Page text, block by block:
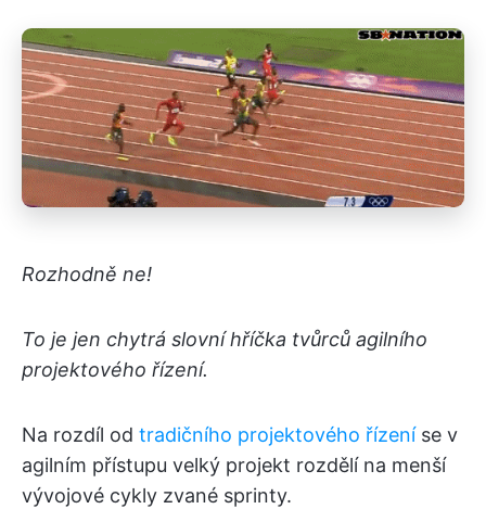
Rozhodně ne!
To je jen chytrá slovní hříčka tvůrců agilního
projektového řízení.
Na rozdíl od tradičního projektového řízeníse v
agilním přístupu velký projekt rozdělí na menší
vývojové cykly zvané sprinty.